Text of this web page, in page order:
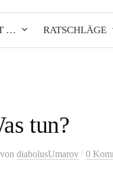
… RATSCHLÄGE
tun?
von diabolusUmarov / 0